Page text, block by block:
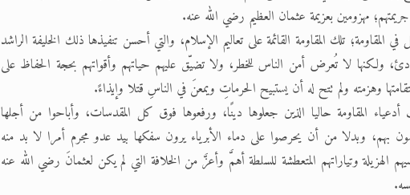
مهزومين بعزيمة عثمان العظيم رضي الله عنه.
تلك المقاومة القائمة على تعاليم الإسلام، والتي أحسن تنفيذها ذلك الخليفة الراشد
ولكنها لا تُعرض أمن الناس للخطر، ولا تضيّق عليهم حياتهم وأقواتهم بحجة الحفاظ على
وهزمته ولم تتح له أن يستبيح الحرماتِ ويمعنَ في الناسِ قتلا وإيذاءً.
المقاومة حاليا الذين جعلوها دينًا، ورفعوها فوق كل المقدسات، وأباحوا من أجلها
بهم، وبدلا من أن يحرصوا على دماء الأبرياء يرون سفكها بيد عدو مجرم أمرا لا بد منه
الهزيلة وتياراتهم المتعطشة للسلطة أهمَّ وأعزَّ من الخلافة التي لم يكن لعثمانَ رضي الله عنه